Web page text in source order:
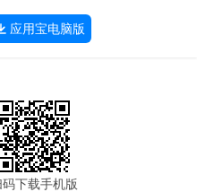
应用宝电脑版
码下载手机版